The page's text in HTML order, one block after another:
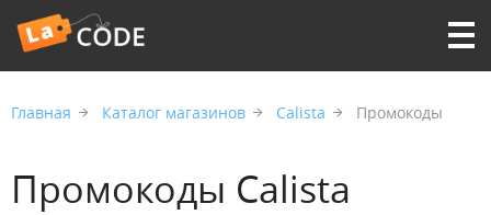
Главная Каталог магазинов Calista Промокоды
Промокоды Calista